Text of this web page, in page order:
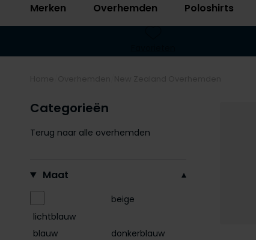
Merken Overhemden Poloshirts
Categorieën
Terug naar alle overhemden
Maat
lichtblauw
beige
blauw
donkerblauw